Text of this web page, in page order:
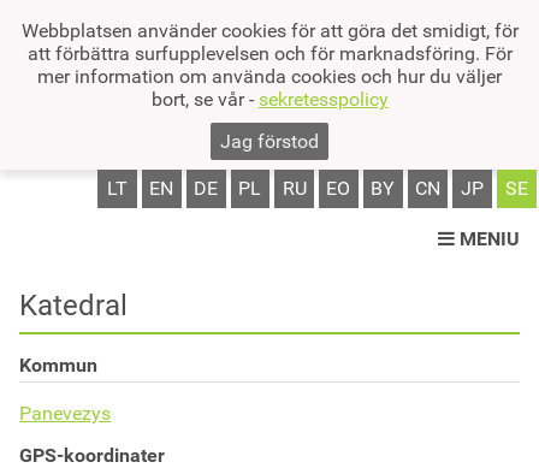
Webbplatsen använder cookies för att göra det smidigt, för
att förbättra surfupplevelsen och för marknadsföring. För
mer information om använda cookies och hur du väljer
bort, se vår - sekretesspolicy
Jag förstod
LT EN DE PL RU EO BY CN JP SE
MENIU
Katedral
Kommun
Panevezys
GPS-koordinater